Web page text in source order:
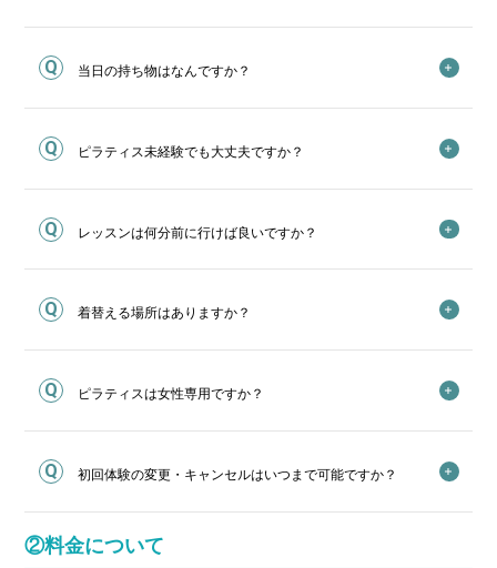
当日の持ち物はなんですか？
ピラティス未経験でも大丈夫ですか？
レッスンは何分前に行けば良いですか？
着替える場所はありますか？
ピラティスは女性専用ですか？
初回体験の変更・キャンセルはいつまで可能ですか？
②料金について